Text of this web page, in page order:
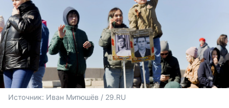
Источник: Иван Митюшёв / 29.RU